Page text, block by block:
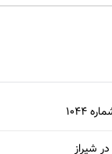
1044
شیراز